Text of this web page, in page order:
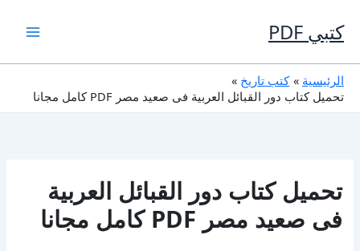
إلى
المحتوى
كتبي PDF
الرئيسية
كتب تاريخ
تحميل كتاب دور القبائل العربية فى صعيد مصر PDF كامل مجانا
تحميل كتاب دور القبائل العربية
فى صعيد مصر PDF كامل مجانا